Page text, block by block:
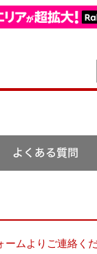
ムよりご連絡く